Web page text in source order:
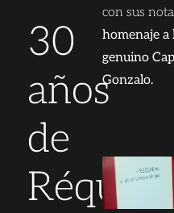
30
años
de
con sus
homenaje a
genuino
Gonzalo.